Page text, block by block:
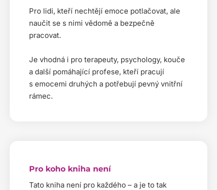
Pro lidi, kteří nechtějí emoce potlačovat, ale
naučit se s nimi vědomě a bezpečně
pracovat.
Je vhodná i pro terapeuty, psychology, kouče
a další pomáhající profese, kteří pracují
s emocemi druhých a potřebují pevný vnitřní
rámec.
Pro koho kniha není
Tato kniha není pro každého – a je to tak